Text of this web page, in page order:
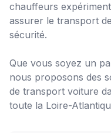
chauffeurs
assurer le transport
sécurité.
Que vous soyez un
nous proposons des
de transport voiture
toute la Loire-